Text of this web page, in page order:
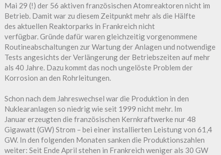
Mai 29 (!) der 56 aktiven französischen Atomreaktoren nicht im
Betrieb. Damit war zu diesem Zeitpunkt mehr als die Hälfte
des aktuellen Reaktorparks in Frankreich nicht
verfügbar. Gründe dafür waren gleichzeitig vorgenommene
Routineabschaltungen zur Wartung der Anlagen und notwendige
Tests angesichts der Verlängerung der Betriebszeiten auf mehr
als 40 Jahre. Dazu kommt das noch ungelöste Problem der
Korrosion an den Rohrleitungen.
Schon nach dem Jahreswechsel war die Produktion in den
Nuklearanlagen so niedrig wie seit 1999 nicht mehr. Im
Januar erzeugten die französischen Kernkraftwerke nur 48
Gigawatt (GW) Strom – bei einer installierten Leistung von 61,4
GW. In den folgenden Monaten sanken die Produktionszahlen
weiter: Seit Ende April stehen in Frankreich weniger als 30 GW